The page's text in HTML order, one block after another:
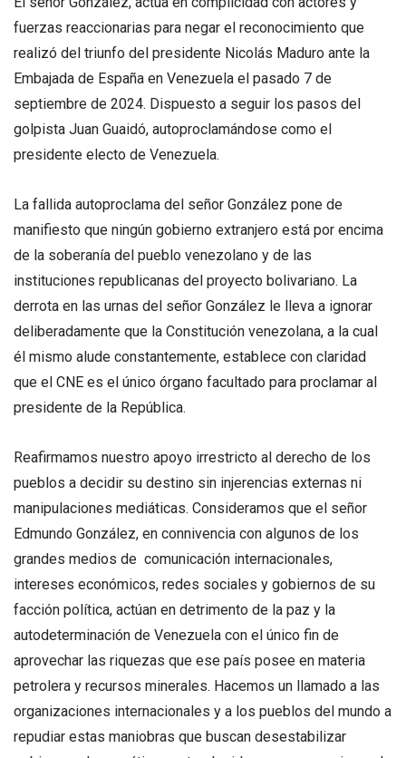
fuerzas reaccionarias para negar el reconocimiento que
realizó del triunfo del presidente Nicolás Maduro ante la
Embajada de España en Venezuela el pasado 7 de
septiembre de 2024. Dispuesto a seguir los pasos del
golpista Juan Guaidó, autoproclamándose como el
presidente electo de Venezuela.
La fallida autoproclama del señor González pone de
manifiesto que ningún gobierno extranjero está por encima
de la soberanía del pueblo venezolano y de las
instituciones republicanas del proyecto bolivariano. La
derrota en las urnas del señor González le lleva a ignorar
deliberadamente que la Constitución venezolana, a la cual
él mismo alude constantemente, establece con claridad
que el CNE es el único órgano facultado para proclamar al
presidente de la República.
Reafirmamos nuestro apoyo irrestricto al derecho de los
pueblos a decidir su destino sin injerencias externas ni
manipulaciones mediáticas. Consideramos que el señor
Edmundo González, en connivencia con algunos de los
grandes medios de comunicación internacionales,
intereses económicos, redes sociales y gobiernos de su
facción política, actúan en detrimento de la paz y la
autodeterminación de Venezuela con el único fin de
aprovechar las riquezas que ese país posee en materia
petrolera y recursos minerales. Hacemos un llamado a las
organizaciones internacionales y a los pueblos del mundo a
repudiar estas maniobras que buscan desestabilizar